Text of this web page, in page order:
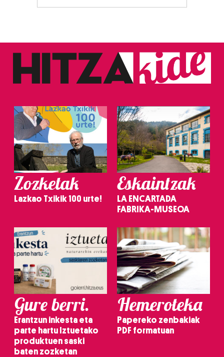
Zozketak
Lazkao Txikik 100 urte!
Eskaintzak
LA ENCARTADA
FABRIKA-MUSEOA
Gure berri.
Erantzun inkesta eta
parte hartu Iztuetako
produktuen saski
baten zozketan
Hemeroteka
Papereko zenbakiak
PDF formatuan